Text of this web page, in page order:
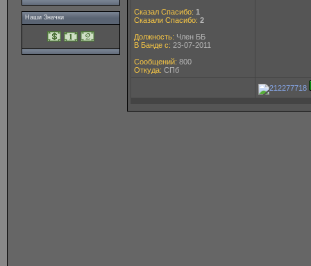
Наши Значки
Сказал Спасибо: 1
Сказали Спасибо: 2
Должность: Член ББ
В Банде с: 23-07-2011
Сообщений: 800
Откуда: СПб